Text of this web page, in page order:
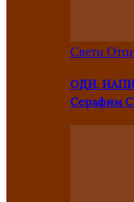
Свети
ОДИ,
Серафим